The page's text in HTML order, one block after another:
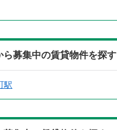
募集中の賃貸物件を探す
駅